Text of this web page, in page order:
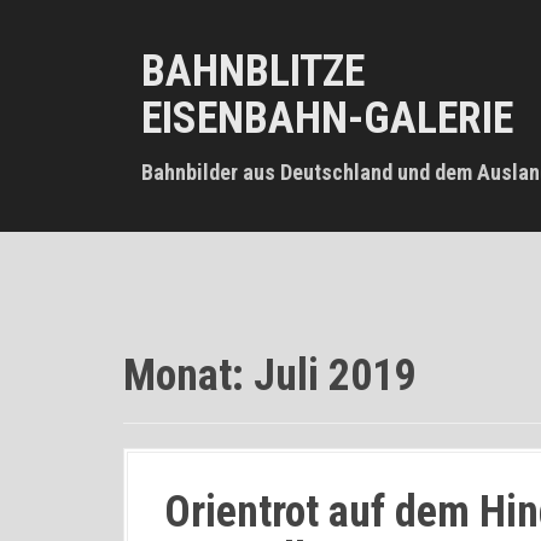
BAHNBLITZE
EISENBAHN-GALERIE
Bahnbilder aus Deutschland und dem
Monat: Juli 2019
Orientrot auf dem